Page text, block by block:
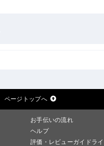
ページトップへ
お手伝いの流れ
ヘルプ
評価・レビューガイドラ